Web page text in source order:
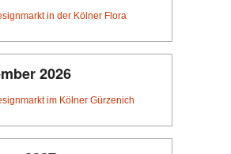
in der Kölner Flora
2026
im Kölner Gürzenich